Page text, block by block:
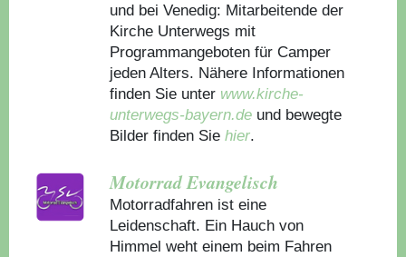
und bei Venedig: Mitarbeitende der
Kirche Unterwegs mit
Programmangeboten für Camper
jeden Alters. Nähere Informationen
finden Sie unter www.kirche-
unterwegs-bayern.de und bewegte
Bilder finden Sie hier.
Motorrad Evangelisch
Motorradfahren ist eine
Leidenschaft. Ein Hauch von
Himmel weht einem beim Fahren